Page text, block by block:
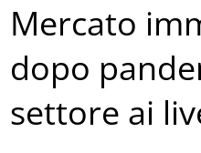
Mercato
dopo
settore ai